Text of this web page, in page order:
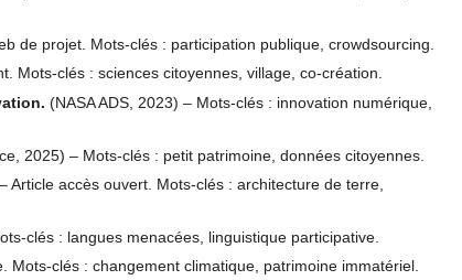
de projet. Mots-clés : participation publique, crowdsourcing.
Mots-clés : sciences citoyennes, village, co-création.
(NASA ADS, 2023) – Mots-clés : innovation numérique,
2025) – Mots-clés : petit patrimoine, données citoyennes.
Article accès ouvert. Mots-clés : architecture de terre,
clés : langues menacées, linguistique participative.
Mots-clés : changement climatique, patrimoine immatériel.